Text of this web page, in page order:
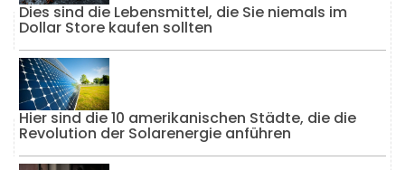
Dies sind die Lebensmittel, die Sie niemals im
Dollar Store kaufen sollten
Hier sind die 10 amerikanischen Städte, die die
Revolution der Solarenergie anführen